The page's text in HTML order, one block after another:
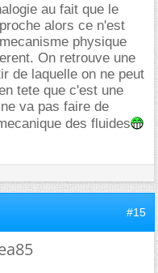
au fait que le
alors ce n'est
physique
On retrouve une
de laquelle on ne peut
tete que c'est une
va pas faire de
des fluides
#15